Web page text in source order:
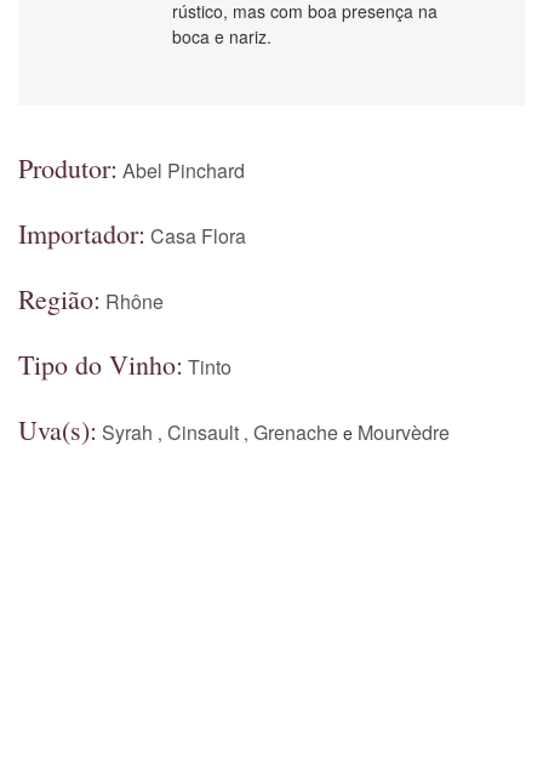
rústico, mas com boa presença na
boca e nariz.
Produtor: Abel Pinchard
Importador: Casa Flora
Região: Rhône
Tipo do Vinho: Tinto
Uva(s): Syrah , Cinsault , Grenache e Mourvèdre